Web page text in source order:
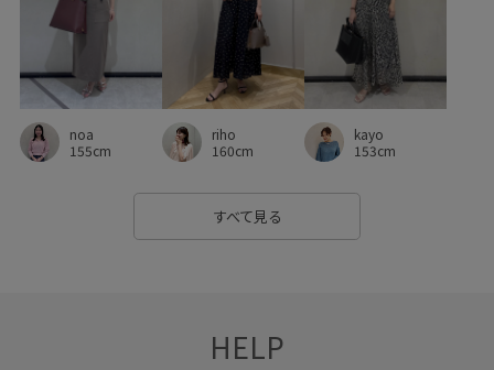
ニットカットソー ハイウエスト バックスリット
パンツ ブラウス ベルト ベーシック
ポケット付き マルチに活躍 リネット対象
ワイドパンツ 上品 伸縮性
冷んやり 別注アイテム
旅行 普段使い
noa
155cm
riho
160cm
kayo
153cm
すべて見る
HELP